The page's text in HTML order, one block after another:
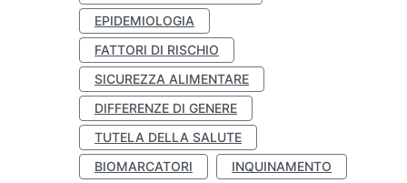
EPIDEMIOLOGIA
FATTORI DI RISCHIO
SICUREZZA ALIMENTARE
DIFFERENZE DI GENERE
TUTELA DELLA SALUTE
BIOMARCATORI
INQUINAMENTO